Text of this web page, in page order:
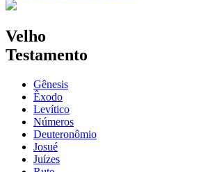
Velho
Testamento
Gênesis
Êxodo
Levítico
Números
Deuteronômio
Josué
Juízes